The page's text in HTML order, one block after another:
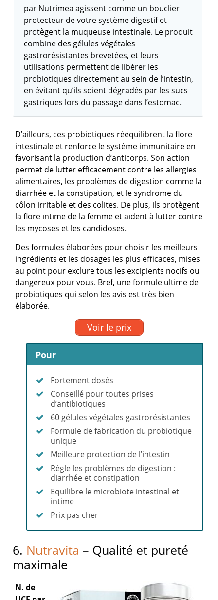
par Nutrimea agissent comme un bouclier
protecteur de votre système digestif et
protègent la muqueuse intestinale. Le produit
combine des gélules végétales
gastrorésistantes brevetées, et leurs
utilisations permettent de libérer les
probiotiques directement au sein de l’intestin,
en évitant qu’ils soient dégradés par les sucs
gastriques lors du passage dans l’estomac.
D’ailleurs, ces probiotiques rééquilibrent la flore
intestinale et renforce le système immunitaire en
favorisant la production d’anticorps. Son action
permet de lutter efficacement contre les allergies
alimentaires, les problèmes de digestion comme la
diarrhée et la constipation, et le syndrome du
côlon irritable et des colites. De plus, ils protègent
la flore intime de la femme et aident à lutter contre
les mycoses et les candidoses.
Des formules élaborées pour choisir les meilleurs
ingrédients et les dosages les plus efficaces, mises
au point pour exclure tous les excipients nocifs ou
dangereux pour vous. Bref, une formule ultime de
probiotiques qui selon les avis est très bien
élaborée.
Voir le prix
Pour
Fortement dosés
Conseillé pour toutes prises
d’antibiotiques
60 gélules végétales gastrorésistantes
Formule de fabrication du probiotique
unique
Meilleure protection de l’intestin
Règle les problèmes de digestion :
diarrhée et constipation
Equilibre le microbiote intestinal et
intime
Prix pas cher
6. Nutravita – Qualité et pureté
maximale
N. de